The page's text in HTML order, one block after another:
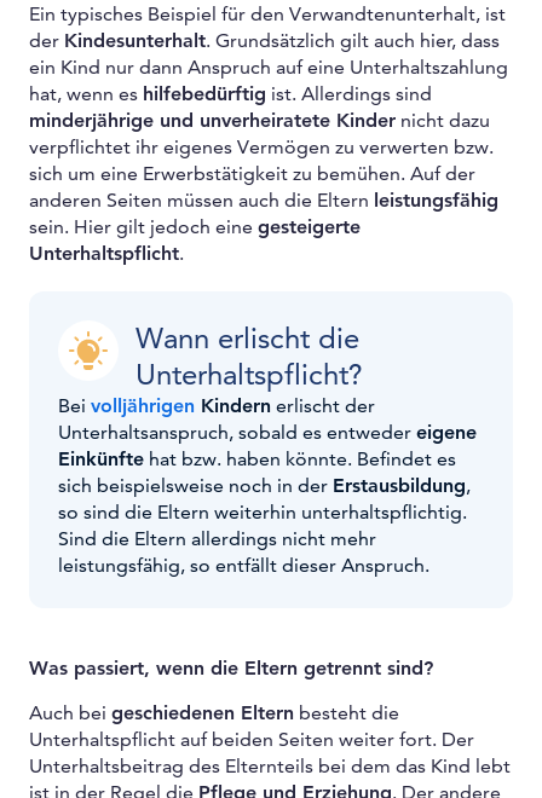
Ein typisches Beispiel für den Verwandtenunterhalt, ist
der Kindesunterhalt. Grundsätzlich gilt auch hier, dass
ein Kind nur dann Anspruch auf eine Unterhaltszahlung
hat, wenn es hilfebedürftig ist. Allerdings sind
minderjährige und unverheiratete Kinder nicht dazu
verpflichtet ihr eigenes Vermögen zu verwerten bzw.
sich um eine Erwerbstätigkeit zu bemühen. Auf der
anderen Seiten müssen auch die Eltern leistungsfähig
sein. Hier gilt jedoch eine gesteigerte
Unterhaltspflicht.
Wann erlischt die
Unterhaltspflicht?
Bei volljährigen Kindern erlischt der
Unterhaltsanspruch, sobald es entweder eigene
Einkünfte hat bzw. haben könnte. Befindet es
sich beispielsweise noch in der Erstausbildung,
so sind die Eltern weiterhin unterhaltspflichtig.
Sind die Eltern allerdings nicht mehr
leistungsfähig, so entfällt dieser Anspruch.
Was passiert, wenn die Eltern getrennt sind?
Auch bei geschiedenen Eltern besteht die
Unterhaltspflicht auf beiden Seiten weiter fort. Der
Unterhaltsbeitrag des Elternteils bei dem das Kind lebt
ist in der Regel die Pflege und Erziehung. Der andere